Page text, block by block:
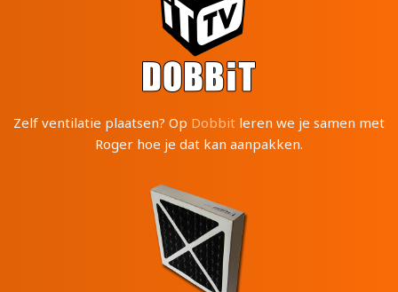
Zelf ventilatie plaatsen? Op Dobbit leren we je samen met
Roger hoe je dat kan aanpakken.